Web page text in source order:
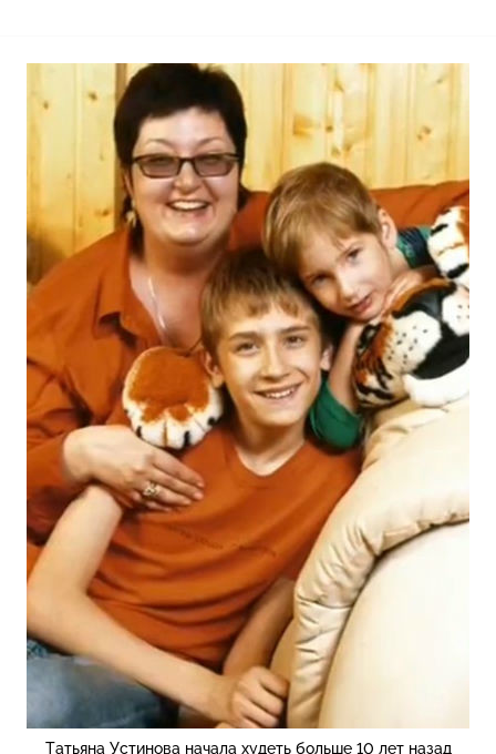
Татьяна Устинова начала худеть больше 10 лет назад